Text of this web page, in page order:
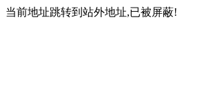
当前地址跳转到站外地址,已被屏蔽!